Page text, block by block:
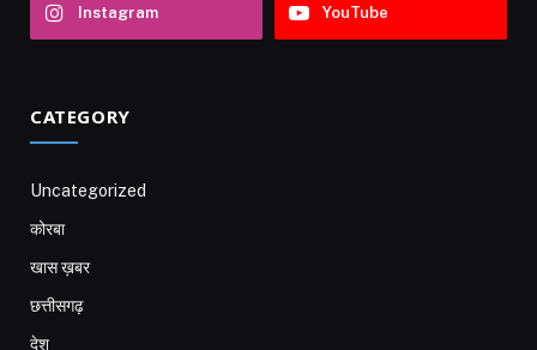
Instagram YouTube
CATEGORY
Uncategorized
कोरबा
खास ख़बर
छत्तीसगढ़
देश